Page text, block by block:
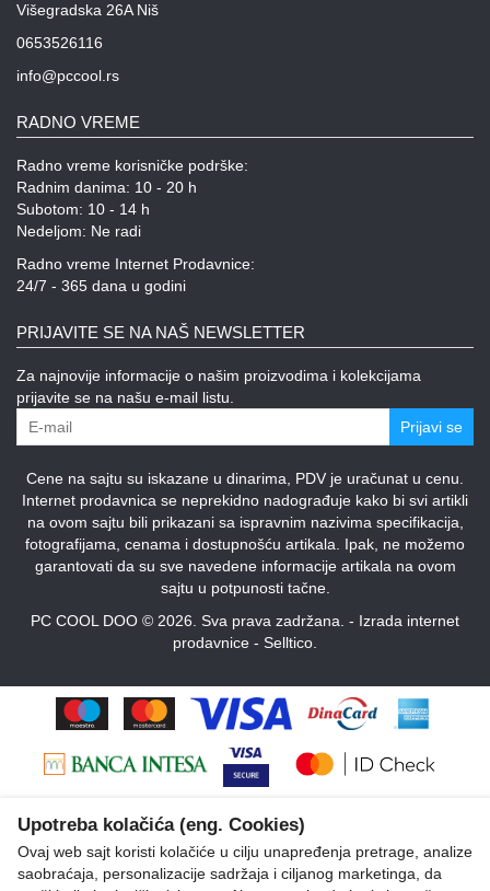
Višegradska 26A Niš
0653526116
info@pccool.rs
RADNO VREME
Radno vreme korisničke podrške:
Radnim danima: 10 - 20 h
Subotom: 10 - 14 h
Nedeljom: Ne radi
Radno vreme Internet Prodavnice:
24/7 - 365 dana u godini
PRIJAVITE SE NA NAŠ NEWSLETTER
Za najnovije informacije o našim proizvodima i kolekcijama
prijavite se na našu e-mail listu.
Prijavi se
Cene na sajtu su iskazane u dinarima, PDV je uračunat u cenu.
Internet prodavnica se neprekidno nadograđuje kako bi svi artikli
na ovom sajtu bili prikazani sa ispravnim nazivima specifikacija,
fotografijama, cenama i dostupnošću artikala. Ipak, ne možemo
garantovati da su sve navedene informacije artikala na ovom
sajtu u potpunosti tačne.
PC COOL DOO © 2026. Sva prava zadržana. - Izrada internet
prodavnice - Selltico.
Upotreba kolačića (eng. Cookies)
Ovaj web sajt koristi kolačiće u cilju unapređenja pretrage, analize
saobraćaja, personalizacije sadržaja i ciljanog marketinga, da